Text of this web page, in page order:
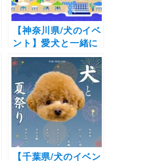
【神奈川県/犬のイベ
ント】愛犬と一緒に
ハロウィン一色の赤
レンガに！「BAY
WALK MARKET
2025」（横浜赤レン
ガ倉庫）10/11～
10/13
【千葉県/犬のイベン